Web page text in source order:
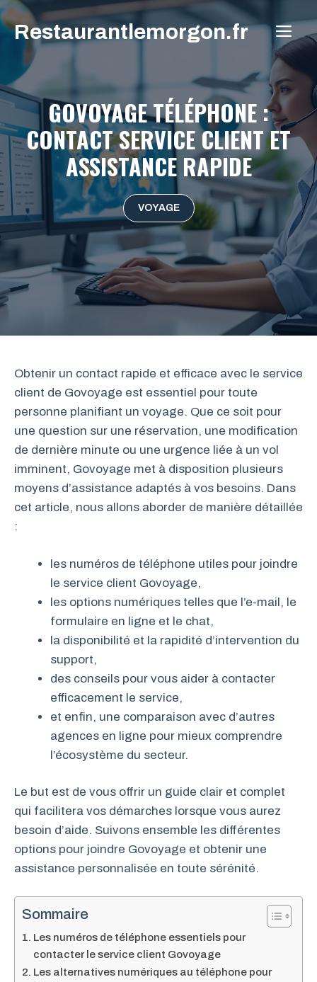
Aller
au
contenu
Restaurantlemorgon.fr
GOVOYAGE TÉLÉPHONE :
CONTACT SERVICE CLIENT ET
ASSISTANCE RAPIDE
VOYAGE
Obtenir un contact rapide et efficace avec le service
client de Govoyage est essentiel pour toute
personne planifiant un voyage. Que ce soit pour
une question sur une réservation, une modification
de dernière minute ou une urgence liée à un vol
imminent, Govoyage met à disposition plusieurs
moyens d’assistance adaptés à vos besoins. Dans
cet article, nous allons aborder de manière détaillée
:
les numéros de téléphone utiles pour joindre
le service client Govoyage,
les options numériques telles que l’e-mail, le
formulaire en ligne et le chat,
la disponibilité et la rapidité d’intervention du
support,
des conseils pour vous aider à contacter
efficacement le service,
et enfin, une comparaison avec d’autres
agences en ligne pour mieux comprendre
l’écosystème du secteur.
Le but est de vous offrir un guide clair et complet
qui facilitera vos démarches lorsque vous aurez
besoin d’aide. Suivons ensemble les différentes
options pour joindre Govoyage et obtenir une
assistance personnalisée en toute sérénité.
Sommaire
Les numéros de téléphone essentiels pour
contacter le service client Govoyage
Les alternatives numériques au téléphone pour